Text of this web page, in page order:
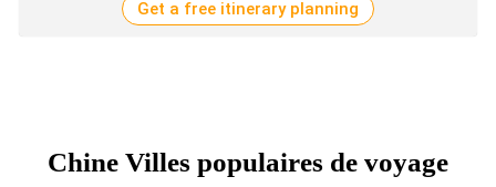
Get a free itinerary planning
Chine Villes populaires de voyage